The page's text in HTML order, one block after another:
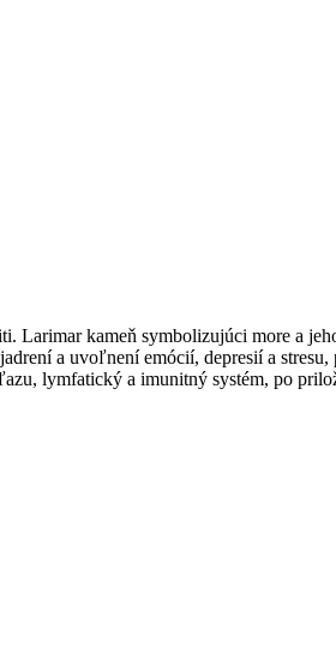
Larimar kameň symbolizujúci more a
a uvoľnení emócií, depresií a
lymfatický a imunitný systém, po